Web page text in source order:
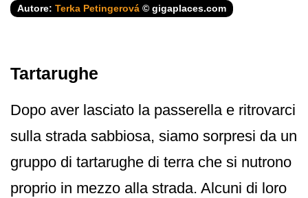
Autore: Terka Petingerová © gigaplaces.com
Tartarughe
Dopo aver lasciato la passerella e ritrovarci
sulla strada sabbiosa, siamo sorpresi da un
gruppo di tartarughe di terra che si nutrono
proprio in mezzo alla strada. Alcuni di loro